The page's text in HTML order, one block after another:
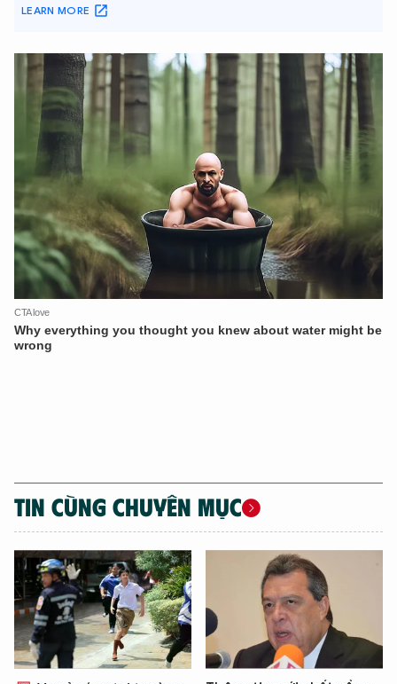
TIN CÙNG CHUYÊN MỤC
XIN CHÀO,
TÔI LÀ CHATBOT CỦA
Hãy hỏi tôi bất kỳ điều gì bạn cần biết về
An Ninh Thủ Đô nhé. Tôi sẵn sàng hỗ trợ!